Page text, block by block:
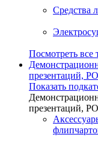
Средства
Посмотреть все
презентаций,
Показать
презентаций,